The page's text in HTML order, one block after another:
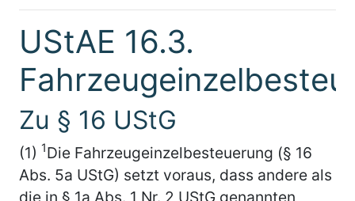
UStAE 16.3.
Zu § 16 UStG
(1) 1Die Fahrzeugeinzelbesteuerung (§ 16
Abs. 5a UStG) setzt voraus, dass andere als
die in § 1a Abs. 1 Nr. 2 UStG genannten